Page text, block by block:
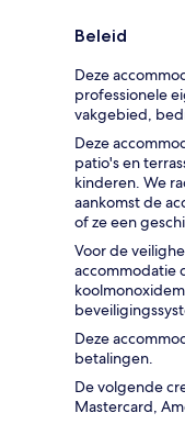
Beleid
Deze
professionele
vakgebied,
Deze
patio's en
kinderen. We
aankomst de
of ze een
Voor de
accommodatie
Deze
betalingen.
De volgende
Mastercard,